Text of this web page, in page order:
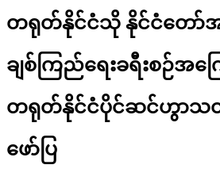
တရုတ်နိုင်ငံသို နိုင်ငံတော်
ချစ်ကြည်ရေးခရီးစဉ်အကြ
တရုတ်နိုင်ငံပိုင်ဆင်ဟွာသ
ဖော်ပြ